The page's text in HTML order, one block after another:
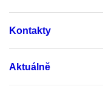
Kontakty
Aktuálně